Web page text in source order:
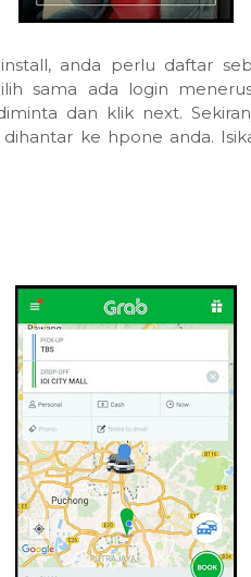
anda perlu daftar
sama ada login
dan klik next.
ke hpone anda.